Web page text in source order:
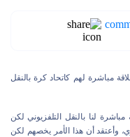
مباشرة لهم كاتحاد كرة بالنقل
"لا علاقة مباشرة لنا بالنقل التلفزيوني لكن
وأعتقد أن هذا الأمر يخصهم لكن